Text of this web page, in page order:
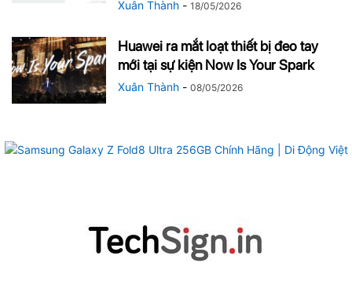
Xuân Thành - 18/05/2026
Huawei ra mắt loạt thiết bị đeo tay
mới tại sự kiện Now Is Your Spark
Xuân Thành - 08/05/2026